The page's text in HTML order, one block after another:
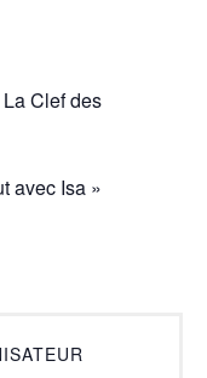
Clef des
avec Isa »